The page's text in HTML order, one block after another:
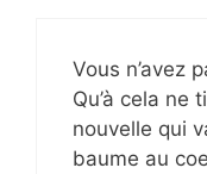
Vous n’avez
Qu’à cela ne
nouvelle qui
baume au